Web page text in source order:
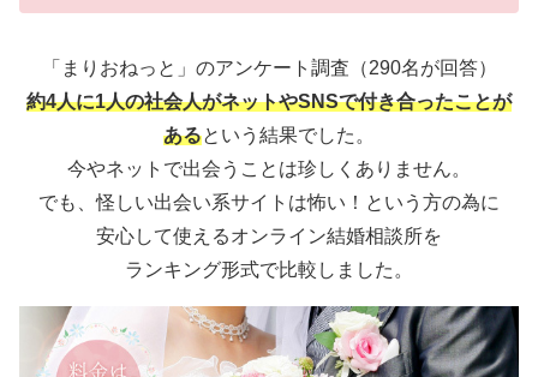
「まりおねっと」のアンケート調査（290名が回答）
約4人に1人の社会人がネットやSNSで付き合ったことが
あるという結果でした。
今やネットで出会うことは珍しくありません。
でも、怪しい出会い系サイトは怖い！という方の為に
安心して使えるオンライン結婚相談所を
ランキング形式で比較しました。